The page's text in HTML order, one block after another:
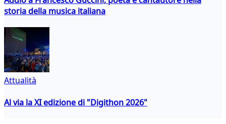
storia della musica italiana
Attualità
Al via la XI edizione di "Digithon 2026"